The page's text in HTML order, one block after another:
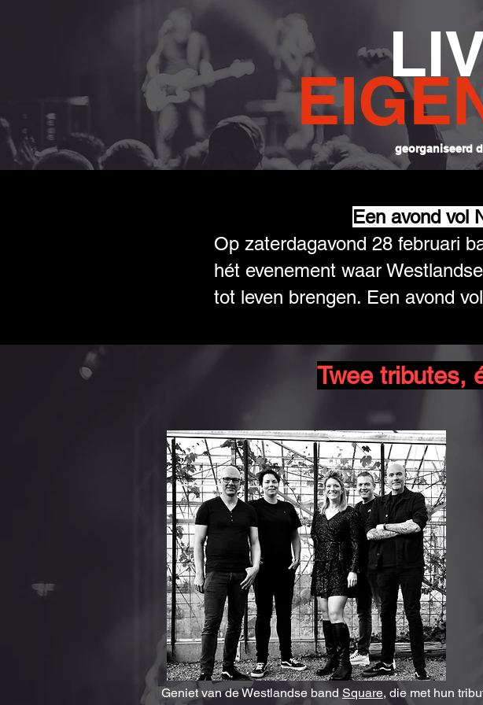
georganiseerd
Een avond vol
Op zaterdagavond 28 februari
hét evenement waar
tot leven brengen. Een avond
Twee tributes,
Geniet van de Westlandse band Square, die met hun